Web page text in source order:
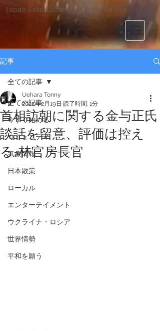
Japan Entertainment Media Service
記事
全ての記事
今すぐ始める
コミュニティ
気象情報
日本散策
ローカル
エンターテイメント
ウクライナ・ロシア
世界情勢
平和を願う
全ての記事
首相訪朝に関する金与正氏
談話を留意、評価は控え
る-林官房長官
Uehara Tonny
2024年2月19日 読了時間: 1分